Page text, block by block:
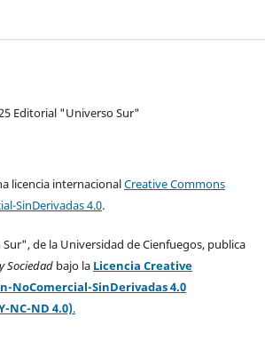
Editorial "Universo Sur"
licencia internacionalCreative Commons
SinDerivadas 4.0.
de la Universidad de Cienfuegos, publica
Sociedad bajo la Licencia Creative
NoComercial-SinDerivadas 4.0
NC-ND 4.0).